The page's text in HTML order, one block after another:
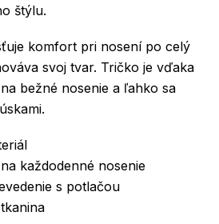
štýlu.
komfort pri nosení po celý
svoj tvar. Tričko je vďaka
bežné nosenie a ľahko sa
každodenné nosenie
s potlačou